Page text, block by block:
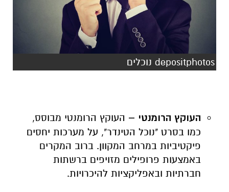
depositphotos נוכלים
העוקץ הרומנטי – העוקץ הרומנטי מבוסס,
כמו בסרט "נוכל הטינדר", על מערכות יחסים
פיקטיביות במרחב המקוון. ברוב המקרים
באמצעות פרופילים מזויפים ברשתות
חברתיות ובאפליקציות להיכרויות.